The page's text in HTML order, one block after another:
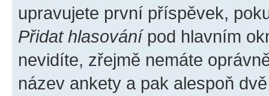
upravujete první příspěvek,
Přidat hlasovánípod hlavním
nevidíte, zřejmě nemáte
název ankety a pak alespoň